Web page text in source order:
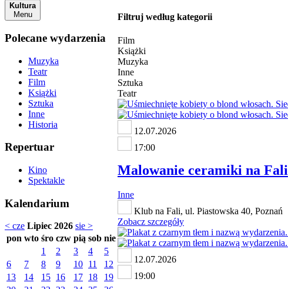
Kultura
Menu
Polecane wydarzenia
Muzyka
Teatr
Film
Książki
Sztuka
Inne
Historia
Repertuar
Kino
Spektakle
Kalendarium
< cze Lipiec 2026 sie >
pon wto śro czw pią sob nie
1
2 3 4
5
6
7 8 9 10 11
12
13
14 15 16 17 18
19
Filtruj według kategorii
Film
Książki
Muzyka
Inne
Sztuka
Teatr
12.07.2026
17:00
Malowanie ceramiki na Fali
Inne
Klub na Fali, ul. Piastowska 40, Poznań
Zobacz szczegóły
12.07.2026
19:00